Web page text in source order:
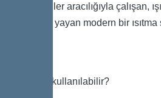
veya paneller aracılığıyla çalışan,
ısıyı odaya yayan modern bir
Nerelerde kullanılabilir?